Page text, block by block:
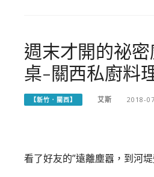
週末才開的祕
桌-關西私廚料
【新竹．關西】 艾斯 2018-
看了好友的”遠離塵囂，到河